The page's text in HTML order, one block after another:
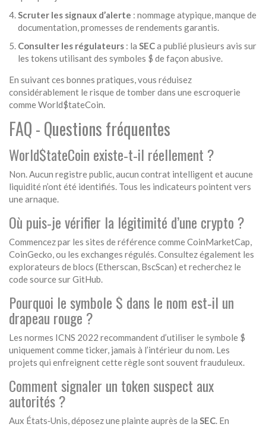
Scruter les signaux d’alerte : nommage atypique, manque de
documentation, promesses de rendements garantis.
Consulter les régulateurs : la SECa publié plusieurs avis sur
les tokens utilisant des symboles $ de façon abusive.
En suivant ces bonnes pratiques, vous réduisez
considérablement le risque de tomber dans une escroquerie
comme World$tateCoin.
FAQ - Questions fréquentes
World$tateCoin existe‑t‑il réellement ?
Non. Aucun registre public, aucun contrat intelligent et aucune
liquidité n’ont été identifiés. Tous les indicateurs pointent vers
une arnaque.
Où puis‑je vérifier la légitimité d’une crypto ?
Commencez par les sites de référence comme CoinMarketCap,
CoinGecko, ou les exchanges régulés. Consultez également les
explorateurs de blocs (Etherscan, BscScan) et recherchez le
code source sur GitHub.
Pourquoi le symbole $ dans le nom est‑il un
drapeau rouge ?
Les normes ICNS 2022 recommandent d’utiliser le symbole $
uniquement comme ticker, jamais à l’intérieur du nom. Les
projets qui enfreignent cette règle sont souvent frauduleux.
Comment signaler un token suspect aux
autorités ?
Aux États‑Unis, déposez une plainte auprès de la SEC. En